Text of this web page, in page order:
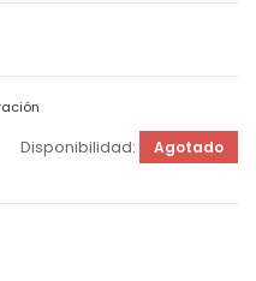
Disponibilidad: Agotado